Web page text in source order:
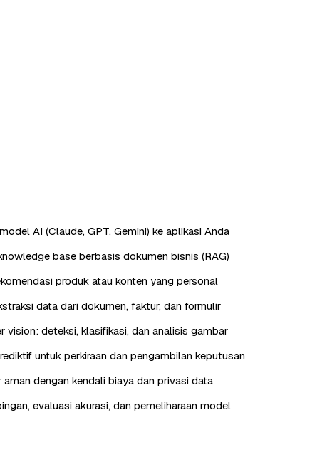
AI (Claude, GPT, Gemini) ke aplikasi Anda
base berbasis dokumen bisnis (RAG)
produk atau konten yang personal
data dari dokumen, faktur, dan formulir
vision: deteksi, klasifikasi, dan analisis gambar
untuk perkiraan dan pengambilan keputusan
aman dengan kendali biaya dan privasi data
evaluasi akurasi, dan pemeliharaan model